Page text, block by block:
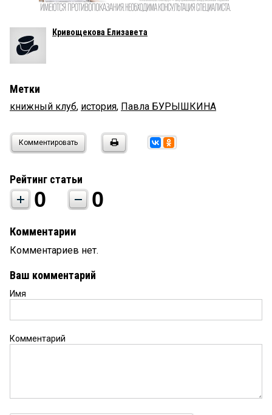
Кривощекова Елизавета
Метки
книжный клуб, история, Павла БУРЫШКИНА
Комментировать
Рейтинг статьи
0 0
Комментарии
Комментариев нет.
Ваш комментарий
Имя
Комментарий